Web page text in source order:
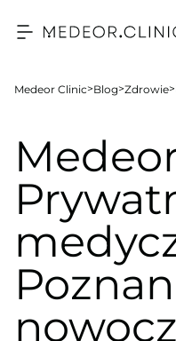
Medeor Clinic>Blog>Zdrowie>